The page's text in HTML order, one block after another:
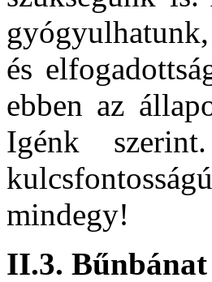
és
ebben az
Igénk
mindegy!
II.3. Bűnbánat